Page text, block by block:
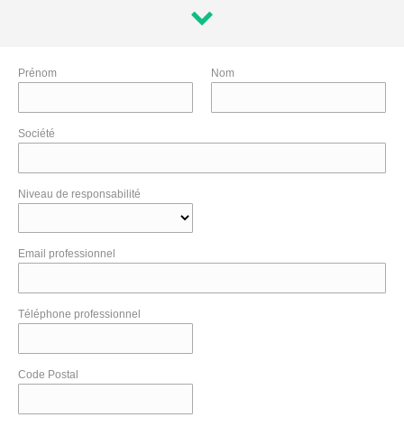
Prénom Nom
Société
Niveau de responsabilité
Email professionnel
Téléphone professionnel
Code Postal